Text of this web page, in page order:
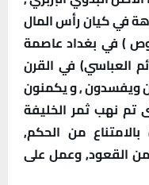
في كيان رأس المال
) في بغداد عاصمة
العباسي) في القرن
ويفسدون , و يكمنون
تم نهب ثمر الخليفة
من الحكم,
القعود, وعمل على